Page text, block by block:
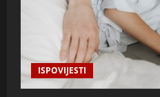
ISPOVIJESTI